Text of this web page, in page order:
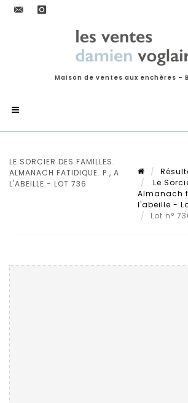
Maison de ventes aux enchères –
LE SORCIER DES FAMILLES.
ALMANACH FATIDIQUE. P., A
L'ABEILLE - LOT 736
Le
Almanach
l'abeille -
Lot n°